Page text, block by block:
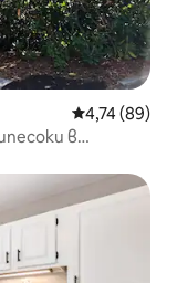
Средна
4,74 (89)
в